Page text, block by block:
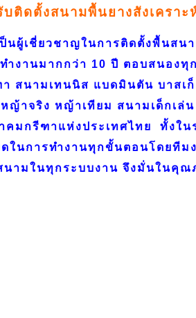
บติดตั้งสนามพื้นยางสังเครา
ชี่ยวชาญในการติดตั้งพื้นสนา
ำงานมากกว่า 10 ปี ตอบสนองทุ
า สนามเทนนิส แบดมินตัน บาสเ
ญ้าจริง หญ้าเทียม สนามเด็กเล่
คมกรีฑาแห่งประเทศไทย ทั้งใ
ดในการทำงานทุกขั้นตอนโดยที
นามในทุกระบบงาน จึงมั่นในคุ